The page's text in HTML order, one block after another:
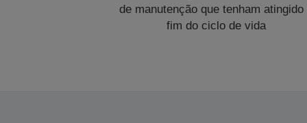
de manutenção que tenham atingido
fim do ciclo de vida